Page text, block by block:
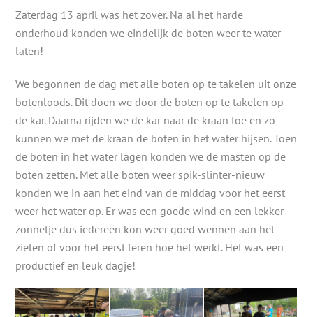
Zaterdag 13 april was het zover. Na al het harde
onderhoud konden we eindelijk de boten weer te water
laten!
We begonnen de dag met alle boten op te takelen uit onze
botenloods. Dit doen we door de boten op te takelen op
de kar. Daarna rijden we de kar naar de kraan toe en zo
kunnen we met de kraan de boten in het water hijsen. Toen
de boten in het water lagen konden we de masten op de
boten zetten. Met alle boten weer spik-slinter-nieuw
konden we in aan het eind van de middag voor het eerst
weer het water op. Er was een goede wind en een lekker
zonnetje dus iedereen kon weer goed wennen aan het
zielen of voor het eerst leren hoe het werkt. Het was een
productief en leuk dagje!